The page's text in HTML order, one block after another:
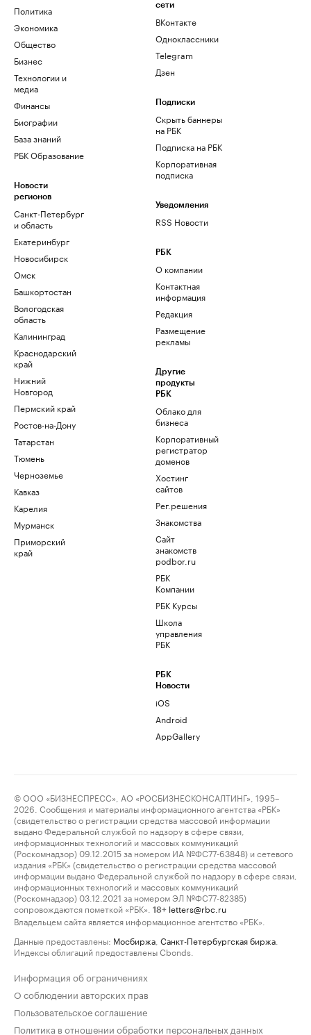
Политика
Экономика
Общество
Бизнес
Технологии и
медиа
Финансы
Биографии
База знаний
РБК Образование
Новости
регионов
Санкт-Петербург
и область
Екатеринбург
Новосибирск
Омск
Башкортостан
Вологодская
область
Калининград
Краснодарский
край
Нижний
Новгород
Пермский край
Ростов-на-Дону
Татарстан
Тюмень
Черноземье
Кавказ
Карелия
Мурманск
Приморский
край
сети
ВКонтакте
Одноклассники
Telegram
Дзен
Подписки
Скрыть баннеры
на РБК
Подписка на РБК
Корпоративная
подписка
Уведомления
RSS Новости
РБК
О компании
Контактная
информация
Редакция
Размещение
рекламы
Другие
продукты
РБК
Облако для
бизнеса
Корпоративный
регистратор
доменов
Хостинг
сайтов
Рег.решения
Знакомства
Сайт
знакомств
podbor.ru
РБК
Компании
РБК Курсы
Школа
управления
РБК
РБК
Новости
iOS
Android
AppGallery
© ООО «БИЗНЕСПРЕСС», АО «РОСБИЗНЕСКОНСАЛТИНГ», 1995–
2026. Сообщения и материалы информационного агентства «РБК»
(свидетельство о регистрации средства массовой информации
выдано Федеральной службой по надзору в сфере связи,
информационных технологий и массовых коммуникаций
(Роскомнадзор) 09.12.2015 за номером ИА №ФС77-63848) и сетевого
издания «РБК» (свидетельство о регистрации средства массовой
информации выдано Федеральной службой по надзору в сфере связи,
информационных технологий и массовых коммуникаций
(Роскомнадзор) 03.12.2021 за номером ЭЛ №ФС77-82385)
сопровождаются пометкой «РБК».
18+ letters@rbc.ru
Владельцем сайта является информационное агентство «РБК».
Данные предоставлены: Мосбиржа Санкт-Петербургская биржа
Индексы облигаций предоставлены Cbonds.
Информация об ограничениях
О соблюдении авторских прав
Пользовательское соглашение
Политика в отношении обработки персональных данных